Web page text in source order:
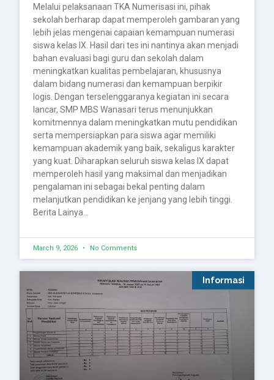
Melalui pelaksanaan TKA Numerisasi ini, pihak
sekolah berharap dapat memperoleh gambaran yang
lebih jelas mengenai capaian kemampuan numerasi
siswa kelas IX. Hasil dari tes ini nantinya akan menjadi
bahan evaluasi bagi guru dan sekolah dalam
meningkatkan kualitas pembelajaran, khususnya
dalam bidang numerasi dan kemampuan berpikir
logis. Dengan terselenggaranya kegiatan ini secara
lancar, SMP MBS Wanasari terus menunjukkan
komitmennya dalam meningkatkan mutu pendidikan
serta mempersiapkan para siswa agar memiliki
kemampuan akademik yang baik, sekaligus karakter
yang kuat. Diharapkan seluruh siswa kelas IX dapat
memperoleh hasil yang maksimal dan menjadikan
pengalaman ini sebagai bekal penting dalam
melanjutkan pendidikan ke jenjang yang lebih tinggi.
Berita Lainya…
March 9, 2026 No Comments
Informasi